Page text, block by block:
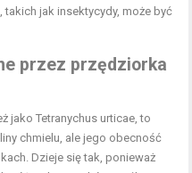
jak insektycydy, może być
przez przędziorka
jako Tetranychus urticae, to
chmielu, ale jego obecność
Dzieje się tak, ponieważ